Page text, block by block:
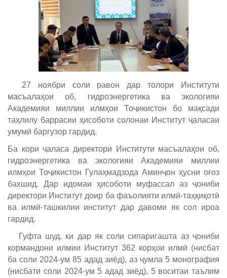
27 ноябри соли равон дар толори Институти
масъалаҳои об, гидроэнергетика ва экологияи
Академияи миллии илмҳои Тоҷикистон бо мақсади
таҳлилу баррасии ҳисоботи солонаи Институт ҷаласаи
умумӣ баргузор гардид.
Ба кори ҷаласа директори Институти масъалаҳои об,
гидроэнергетика ва экологияи Академияи миллии
илмҳои Тоҷикистон Гулаҳмадзода Аминҷон ҳусни оғоз
бахшид. Дар идомаи ҳисоботи муфассал аз ҷониби
директори Институт доир ба фаъолияти илмӣ-таҳқиқотӣ
ва илмӣ-ташкилии институт дар давоми як сол ироа
гардид.
Гуфта шуд, ки дар як соли сипаригашта аз ҷониби
кормандони илмии Институт 362 корҳои илмӣ (нисбат
ба соли 2024-ум 85 адад зиёд), аз ҷумла 5 монография
(нисбати соли 2024-ум 5 адад зиёд), 5 воситаи таълим